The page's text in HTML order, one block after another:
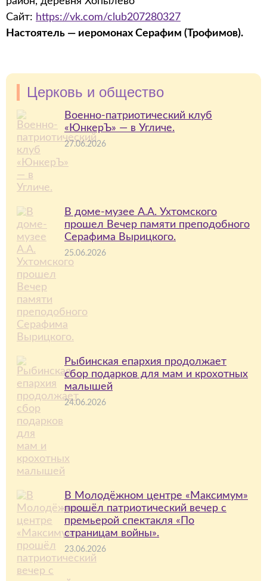
Сайт: https://vk.com/club207280327
Настоятель — иеромонах Серафим (Трофимов).
Церковь и общество
Военно-патриотический клуб
«ЮнкерЪ» — в Угличе.
27.06.2026
В доме-музее А.А. Ухтомского
прошел Вечер памяти преподобного
Серафима Вырицкого.
25.06.2026
Рыбинская епархия продолжает
сбор подарков для мам и крохотных
малышей
24.06.2026
В Молодёжном центре «Максимум»
прошёл патриотический вечер с
премьерой спектакля «По
страницам войны».
23.06.2026